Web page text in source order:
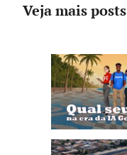
Veja mais posts